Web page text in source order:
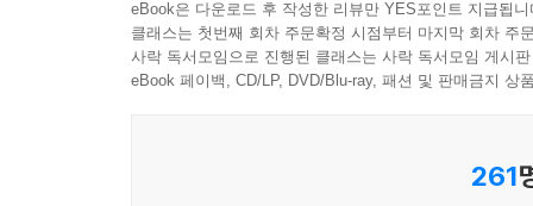
그는 웃고 줄을 만지고 도르래를 잡아당겼다.
그러자, 바람이 오랫동안 잠들었다 일어났을 때
「아저씨, 들리지.」 어린 왕자는 말했다. 「우리
천천히 나는 두레박을 우물의 둘레돌까지 들어
어린이의 세계로 접근하는 일이었다. 황현산 선
과정에서, [《무리하게》자연스럽게 옮기지도 말
마침내 접근할 수 있다는 생각]을 하게 되었다고
기울이며 최대한 원문에 충실한 번역을 고집하는
eBook은 다운로드 후 작성한 리뷰만 YES포인트 지급됩니
클래스는 첫번째 회차 주문확정 시점부터 마지막 회차 주
사락 독서모임으로 진행된 클래스는 사락 독서모임 게시
eBook 페이백, CD/LP, DVD/Blu-ray, 패션 및 판매금지 상
261